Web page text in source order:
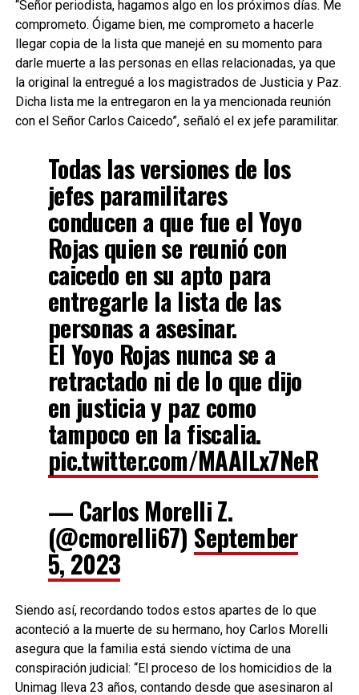
“Señor periodista, hagamos algo en los próximos días. Me
comprometo. Óigame bien, me comprometo a hacerle
llegar copia de la lista que manejé en su momento para
darle muerte a las personas en ellas relacionadas, ya que
la original la entregué a los magistrados de Justicia y Paz.
Dicha lista me la entregaron en la ya mencionada reunión
con el Señor Carlos Caicedo”, señaló el ex jefe paramilitar.
Todas las versiones de los
jefes paramilitares
conducen a que fue el Yoyo
Rojas quien se reunió con
caicedo en su apto para
entregarle la lista de las
personas a asesinar.
El Yoyo Rojas nunca se a
retractado ni de lo que dijo
en justicia y paz como
tampoco en la fiscalia.
pic.twitter.com/MAAILx7NeR
— Carlos Morelli Z.
(@cmorelli67) September
5, 2023
Siendo así, recordando todos estos apartes de lo que
aconteció a la muerte de su hermano, hoy Carlos Morelli
asegura que la familia está siendo víctima de una
conspiración judicial: “El proceso de los homicidios de la
Unimag lleva 23 años, contando desde que asesinaron al